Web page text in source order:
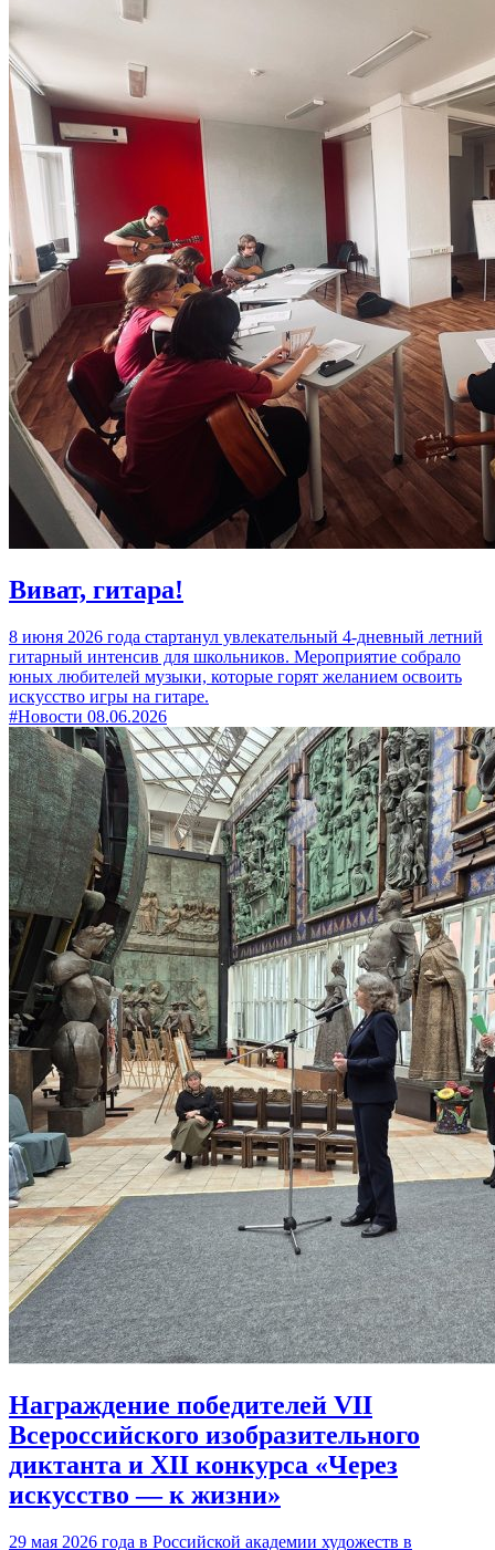
Виват, гитара!
8 июня 2026 года стартанул увлекательный 4-дневный летний
гитарный интенсив для школьников. Мероприятие собрало
юных любителей музыки, которые горят желанием освоить
искусство игры на гитаре.
#Новости 08.06.2026
Награждение победителей VII
Всероссийского изобразительного
диктанта и XII конкурса «Через
искусство — к жизни»
29 мая 2026 года в Российской академии художеств в